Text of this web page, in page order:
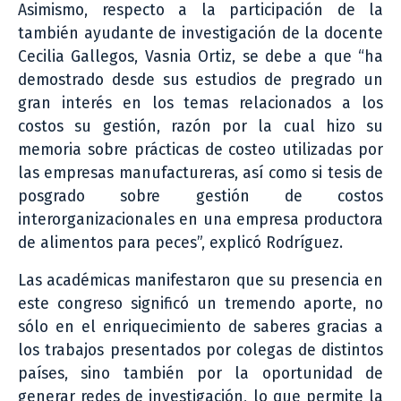
Asimismo, respecto a la participación de la
también ayudante de investigación de la docente
Cecilia Gallegos, Vasnia Ortiz, se debe a que “ha
demostrado desde sus estudios de pregrado un
gran interés en los temas relacionados a los
costos su gestión, razón por la cual hizo su
memoria sobre prácticas de costeo utilizadas por
las empresas manufactureras, así como si tesis de
posgrado sobre gestión de costos
interorganizacionales en una empresa productora
de alimentos para peces”, explicó Rodríguez.
Las académicas manifestaron que su presencia en
este congreso significó un tremendo aporte, no
sólo en el enriquecimiento de saberes gracias a
los trabajos presentados por colegas de distintos
países, sino también por la oportunidad de
generar redes de investigación, lo que permite la